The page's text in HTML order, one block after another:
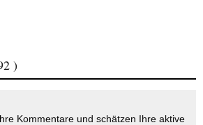
)
Kommentare und schätzen Ihre aktive